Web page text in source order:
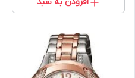
افزودن به سبد